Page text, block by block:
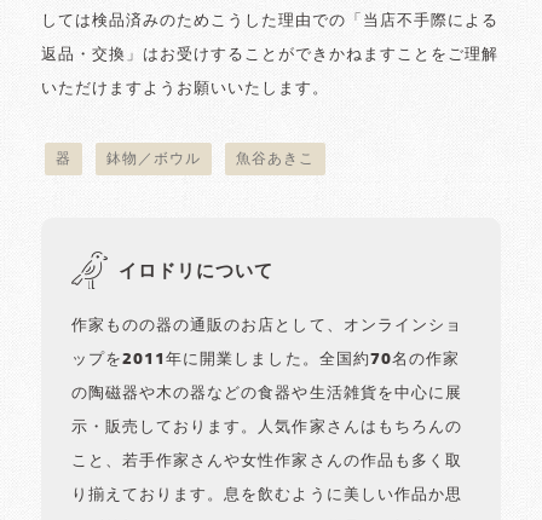
しては検品済みのためこうした理由での「当店不手際による
返品・交換」はお受けすることができかねますことをご理解
いただけますようお願いいたします。
器 鉢物／ボウル 魚谷あきこ
イロドリについて
作家ものの器の通販のお店として、オンラインショ
ップを2011年に開業しました。全国約70名の作家
の陶磁器や木の器などの食器や生活雑貨を中心に展
示・販売しております。人気作家さんはもちろんの
こと、若手作家さんや女性作家さんの作品も多く取
り揃えております。息を飲むように美しい作品か思